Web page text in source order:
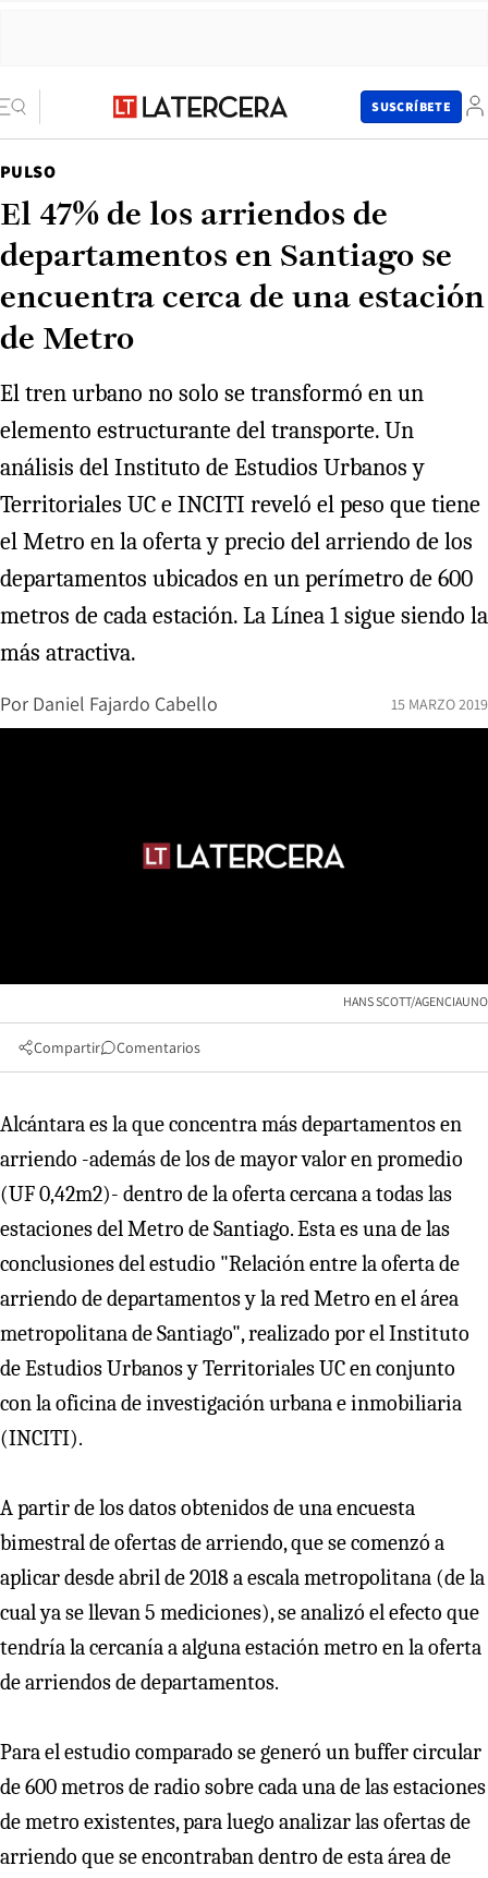
SUSCRÍBETE
PULSO
El 47% de los arriendos de
departamentos en Santiago se
encuentra cerca de una estación
de Metro
El tren urbano no solo se transformó en un
elemento estructurante del transporte. Un
análisis del Instituto de Estudios Urbanos y
Territoriales UC e INCITI reveló el peso que tiene
el Metro en la oferta y precio del arriendo de los
departamentos ubicados en un perímetro de 600
metros de cada estación. La Línea 1 sigue siendo la
más atractiva.
Por Daniel Fajardo Cabello 15 MARZO 2019
HANS SCOTT/AGENCIAUNO
Compartir Comentarios
Alcántara es la que concentra más departamentos en
arriendo -además de los de mayor valor en promedio
(UF 0,42m2)- dentro de la oferta cercana a todas las
estaciones del Metro de Santiago. Esta es una de las
conclusiones del estudio "Relación entre la oferta de
arriendo de departamentos y la red Metro en el área
metropolitana de Santiago", realizado por el Instituto
de Estudios Urbanos y Territoriales UC en conjunto
con la oficina de investigación urbana e inmobiliaria
(INCITI).
A partir de los datos obtenidos de una encuesta
bimestral de ofertas de arriendo, que se comenzó a
aplicar desde abril de 2018 a escala metropolitana (de la
cual ya se llevan 5 mediciones), se analizó el efecto que
tendría la cercanía a alguna estación metro en la oferta
de arriendos de departamentos.
Para el estudio comparado se generó un buffer circular
de 600 metros de radio sobre cada una de las estaciones
de metro existentes, para luego analizar las ofertas de
arriendo que se encontraban dentro de esta área de